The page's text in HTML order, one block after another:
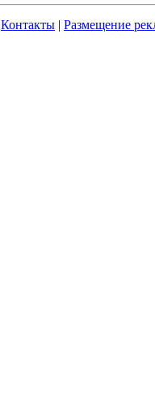
Контакты | Размещение